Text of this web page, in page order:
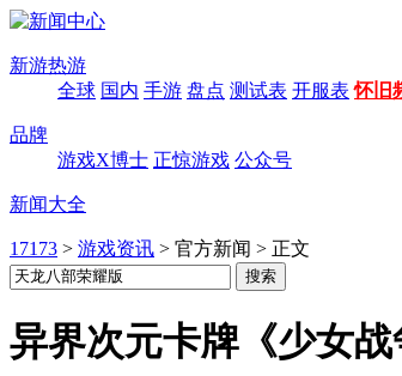
新游热游
全球 国内 手游 盘点 测试表 开服表 怀旧
品牌
游戏X博士 正惊游戏 公众号
新闻大全
17173 > 游戏资讯 > 官方新闻 > 正文
异界次元卡牌《少女